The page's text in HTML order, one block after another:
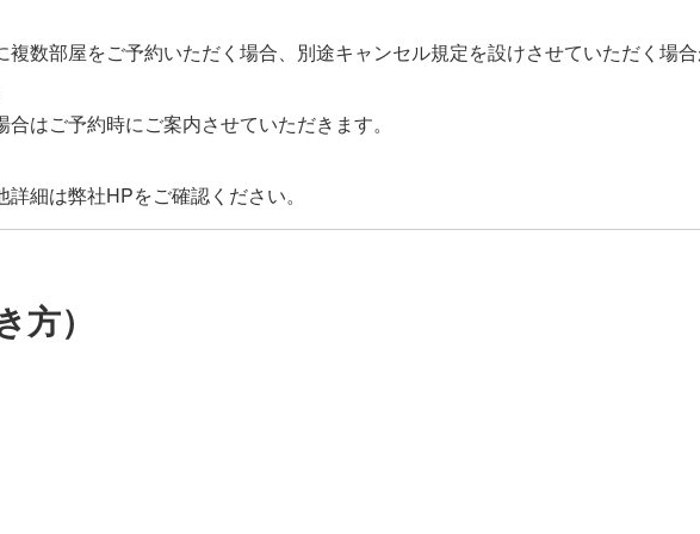
複数部屋をご予約いただく場合、別途キャンセル規定を設けさせていただく場
合はご予約時にご案内させていただきます。
）